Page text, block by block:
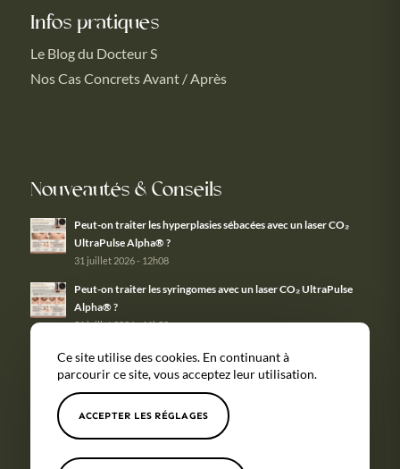
Infos pratiques
Le Blog du Docteur S
Nos Cas Concrets Avant / Après
Nouveautés & Conseils
Peut-on traiter les hyperplasies sébacées avec un laser CO₂
UltraPulse Alpha® ?
31 juillet 2026 - 12h08
Peut-on traiter les syringomes avec un laser CO₂ UltraPulse
Alpha® ?
31 juillet 2026 - 11h58
© Copyright - - Site réalisé par
Tous nos
soins
Mentions
légales
Ce site utilise des cookies. En continuant à
parcourir ce site, vous acceptez leur utilisation.
ACCEPTER LES RÉGLAGES